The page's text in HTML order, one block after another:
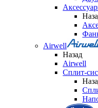
Airwell
Назад
Airwell
Сплит-